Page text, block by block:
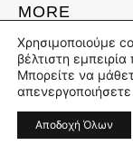
MORE
ΓΙΝΕ
ΕΠΙΚΟΙΝΩΝΗΣΕ
ΔΙΑΦΗΜΙΣΗ ΣΤΟ
ABOUT US
Χρησιμοποιούμε
βέλτιστη
Μπορείτε να
απενεργοποιήσετε
Αποδοχή Όλων